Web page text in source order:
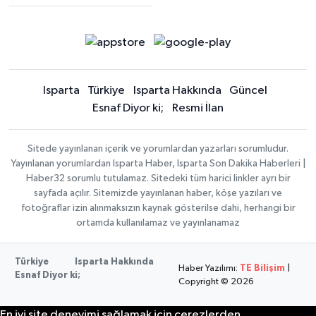
Isparta Türkiye Isparta Hakkında
Güncel
Esnaf Diyor ki;
Resmi İlan
Sitede yayınlanan içerik ve yorumlardan yazarları sorumludur.
Yayınlanan yorumlardan Isparta Haber, Isparta Son Dakika Haberleri |
Haber32 sorumlu tutulamaz. Sitedeki tüm harici linkler ayrı bir
sayfada açılır. Sitemizde yayınlanan haber, köşe yazıları ve
fotoğraflar izin alınmaksızın kaynak gösterilse dahi, herhangi bir
ortamda kullanılamaz ve yayınlanamaz
Türkiye
Isparta Hakkında
Esnaf Diyor ki;
Haber Yazılımı: TE Bilişim
Copyright © 2026